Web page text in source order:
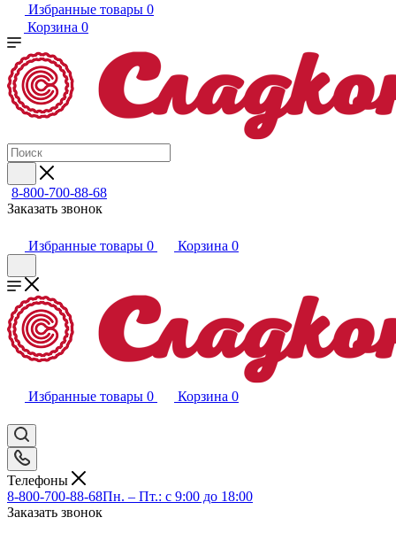
Избранные товары 0
Корзина 0
8-800-700-88-68
Заказать звонок
Избранные товары 0 Корзина 0
Избранные товары 0 Корзина 0
Телефоны
8-800-700-88-68Пн. – Пт.: с 9:00 до 18:00
Заказать звонок